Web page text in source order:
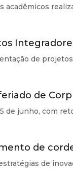
de
de
de junho, com
de
de